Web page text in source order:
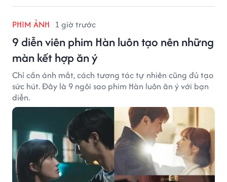
PHIM ẢNH 1 giờ trước
9 diễn viên phim Hàn luôn tạo nên những
màn kết hợp ăn ý
Chỉ cần ánh mắt, cách tương tác tự nhiên cũng đủ tạo
sức hút. Đây là 9 ngôi sao phim Hàn luôn ăn ý với bạn
diễn.